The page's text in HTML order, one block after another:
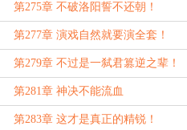
第275章 不破洛阳誓不还朝！
第277章 演戏自然就要演全套！
第279章 不过是一弑君篡逆之辈！
第281章 神决不能流血
第283章 这才是真正的精锐！